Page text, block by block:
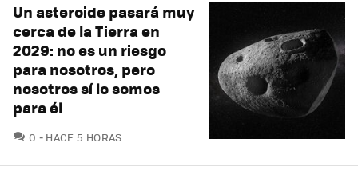
Un asteroide pasará muy
cerca de la Tierra en
2029: no es un riesgo
para nosotros, pero
nosotros sí lo somos
para él
0 COMENTARIOS
HACE 5 HORAS